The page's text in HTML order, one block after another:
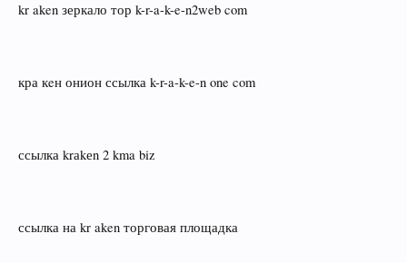
kr aken зеркало тор k-r-a-k-e-n2web com
кра кeн онион ссылка k-r-a-k-e-n one com
ссылка krаkеn 2 kma biz
ссылка на kr aken торговая площадка